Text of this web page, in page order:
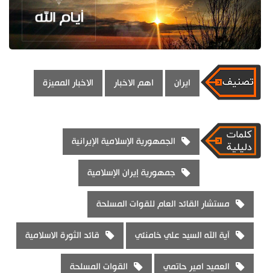
ايران اهم الاخبار الاخبار المميزة
الجمهورية الإسلامية الإيرانية
جمهورية إيران الإسلامية
مستشار القائد العام للقوات المسلحة
آية الله السيد علي خامنئي قائد الثورة الاسلامية
العميد امير حاتمي القوات المسلحة